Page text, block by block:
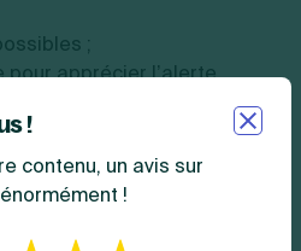
;
apprécier l’alerte.
les risques causés par la
.
n’existe pas de risque
!
contenu, un avis sur
!